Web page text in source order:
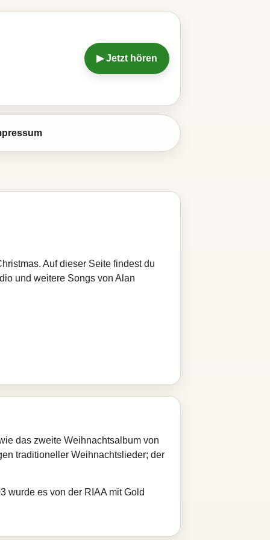
▶ Jetzt hören
Auf dieser Seite findest du
und weitere Songs von Alan
das zweite Weihnachtsalbum von
traditioneller Weihnachtslieder; der
wurde es von der RIAA mit Gold